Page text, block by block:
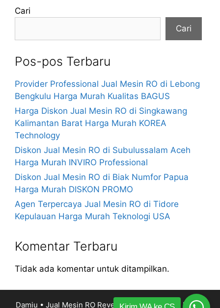
Cari
Cari
Pos-pos Terbaru
Provider Professional Jual Mesin RO di Lebong
Bengkulu Harga Murah Kualitas BAGUS
Harga Diskon Jual Mesin RO di Singkawang
Kalimantan Barat Harga Murah KOREA
Technology
Diskon Jual Mesin RO di Subulussalam Aceh
Harga Murah INVIRO Professional
Diskon Jual Mesin RO di Biak Numfor Papua
Harga Murah DISKON PROMO
Agen Terpercaya Jual Mesin RO di Tidore
Kepulauan Harga Murah Teknologi USA
Komentar Terbaru
Tidak ada komentar untuk ditampilkan.
Damiu • Jual Mesin RO Reverse Osmosis Harga Murah